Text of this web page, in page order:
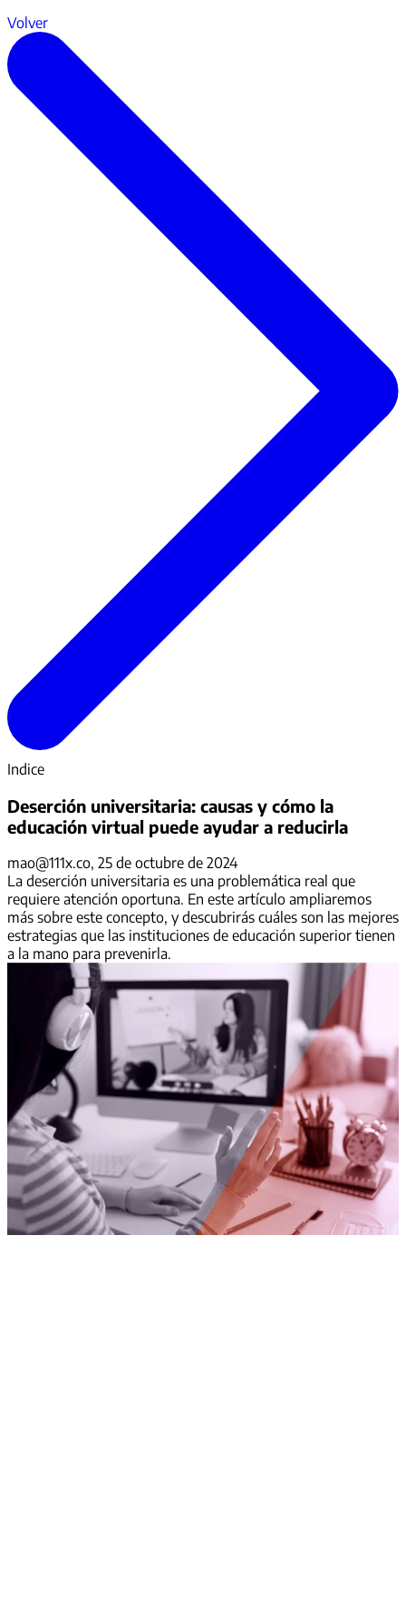
Volver
Indice
Deserción universitaria: causas y cómo la
educación virtual puede ayudar a reducirla
mao@111x.co, 25 de octubre de 2024
La deserción universitaria es una problemática real que
requiere atención oportuna. En este artículo ampliaremos
más sobre este concepto, y descubrirás cuáles son las mejores
estrategias que las instituciones de educación superior tienen
a la mano para prevenirla.